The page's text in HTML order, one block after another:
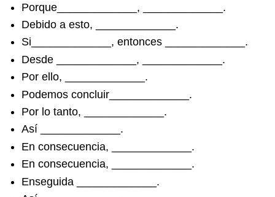
Porque_____________, _____________.
Debido a esto, _____________.
Si_____________, entonces _____________.
Desde _____________, _____________.
Por ello, _____________.
Podemos concluir_____________.
Por lo tanto, _____________.
Así _____________.
En consecuencia, _____________.
En consecuencia, _____________.
Enseguida _____________.